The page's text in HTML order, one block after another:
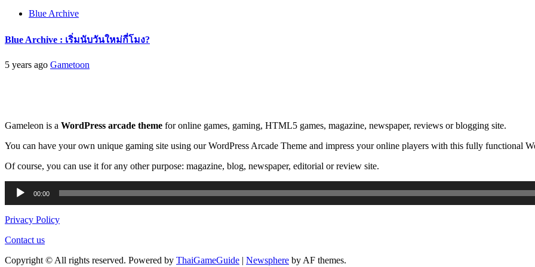
Blue Archive
Blue Archive : เริ่มนับวันใหม่กี่โมง?
5 years ago Gametoon
Gameleon is a WordPress arcade theme for online games, gaming, HTML5 games, magazine, newspaper, reviews or blogging site.
You can have your own unique gaming site using our WordPress Arcade Theme and impress your online players with this fully functional
Of course, you can use it for any other purpose: magazine, blog, newspaper, editorial or review site.
Audio
Player
00:00
Privacy Policy
Contact us
Copyright © All rights reserved. Powered by ThaiGameGuide | Newsphere by AF themes.